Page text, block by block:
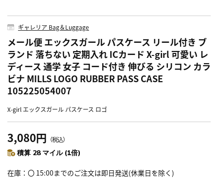
ギャレリア Bag＆Luggage
メール便 エックスガール パスケース リール付き ブ
ランド 落ちない 定期入れ ICカード X-girl 可愛い レ
ディース 通学 女子 コード付き 伸びる シリコン カラ
ビナ MILLS LOGO RUBBER PASS CASE
105225054007
X-girl エックスガール パスケース ロゴ
3,080円 （税込）
積算 28 マイル (1倍)
在庫 〇 15:00までのご注文は即日発送(休業日を除く)